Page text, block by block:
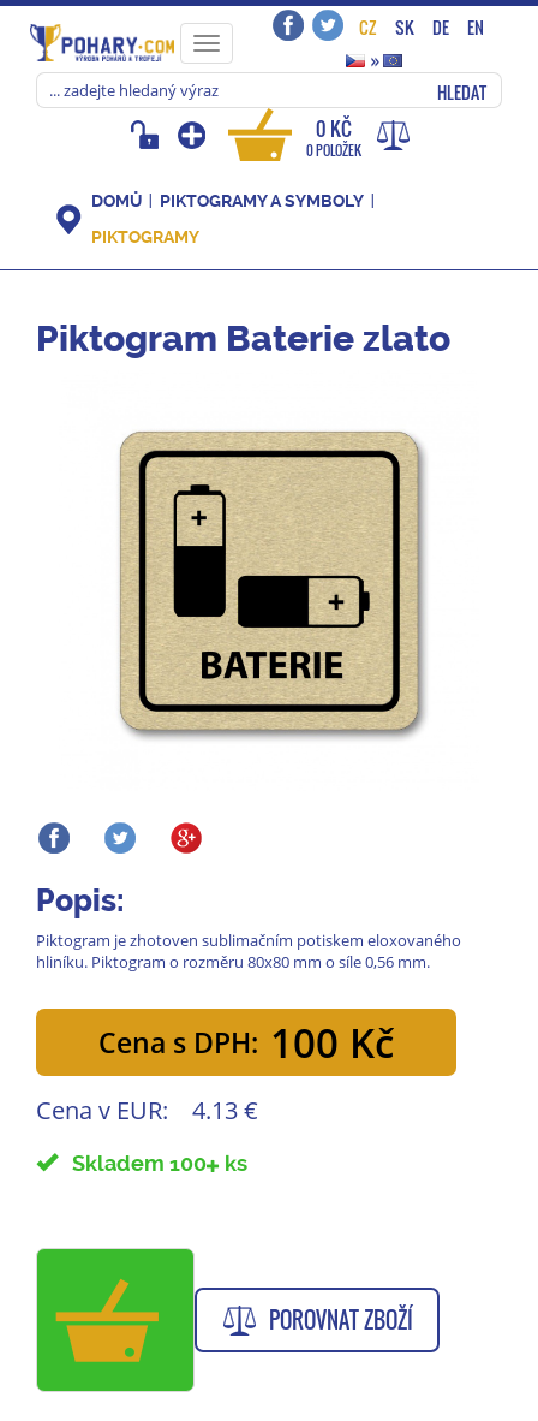
Toggle
navigation
CZ SK DE
EN
»
HLEDAT
0 KČ
0 POLOŽEK
DOMŮ
PIKTOGRAMY A SYMBOLY
PIKTOGRAMY
Piktogram Baterie zlato
Popis:
Piktogram je zhotoven sublimačním potiskem eloxovaného
hliníku. Piktogram o rozměru 80x80 mm o síle 0,56 mm.
Cena s DPH: 100 Kč
Cena v EUR: 4.13 €
Skladem 100 ks
POROVNAT ZBOŽÍ